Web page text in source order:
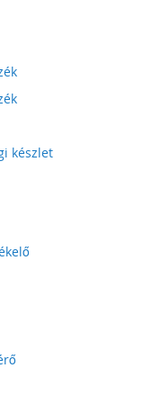
készlet